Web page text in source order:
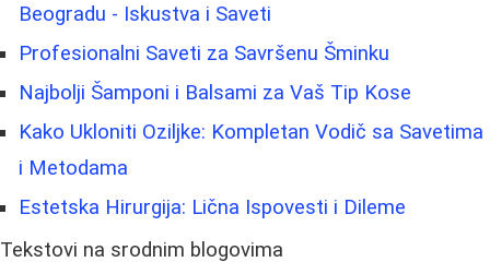
Beogradu - Iskustva i Saveti
Profesionalni Saveti za Savršenu Šminku
Najbolji Šamponi i Balsami za Vaš Tip Kose
Kako Ukloniti Oziljke: Kompletan Vodič sa Savetima
i Metodama
Estetska Hirurgija: Lična Ispovesti i Dileme
Tekstovi na srodnim blogovima